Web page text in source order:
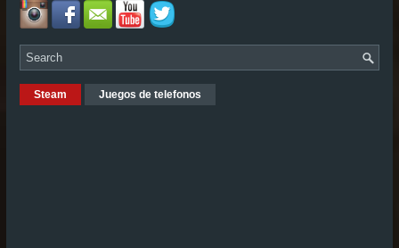
Steam Juegos de telefonos